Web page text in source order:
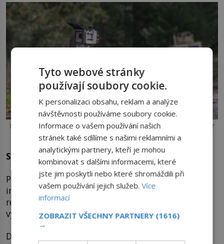
PackBot v plné polní. Robotí pomocníky vyrábí firma Endeavor
Robotics.
Senzory vesty informují o zdraví
Pozadu nezůstává ani Velká Británie, ta chce ale
investice směřovat primárně do lidských vojáků,
respektive do jejich nejmodernějšího vybavení a
výstroje.
Do běžné výbavy vojáka se má dostat speciální
Tyto webové stránky
používají soubory cookie.
K personalizaci obsahu, reklam a analýze
návštěvnosti používáme soubory cookie.
Informace o vašem používání našich
stránek také sdílíme s našimi reklamními a
analytickými partnery, kteří je mohou
kombinovat s dalšími informacemi, které
jste jim poskytli nebo které shromáždili při
vašem používání jejich služeb.Více
informací
ZOBRAZIT VŠECHNY PARTNERY (1616)
→